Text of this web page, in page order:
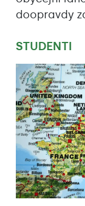
doopravdy
STUDENTI